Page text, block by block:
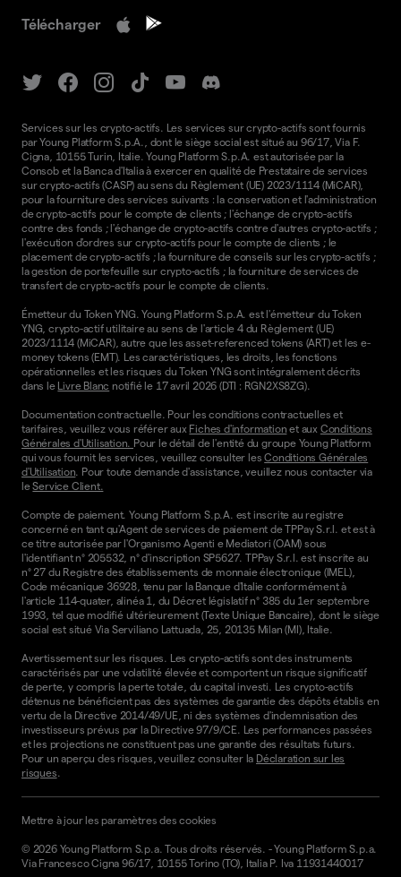
Télécharger
Services sur les crypto-actifs. Les services sur crypto-actifs sont fournis
par Young Platform S.p.A., dont le siège social est situé au 96/17, Via F.
Cigna, 10155 Turin, Italie. Young Platform S.p.A. est autorisée par la
Consob et la Banca d'Italia à exercer en qualité de Prestataire de services
sur crypto-actifs (CASP) au sens du Règlement (UE) 2023/1114 (MiCAR),
pour la fourniture des services suivants : la conservation et l'administration
de crypto-actifs pour le compte de clients ; l'échange de crypto-actifs
contre des fonds ; l'échange de crypto-actifs contre d'autres crypto-actifs ;
l'exécution d'ordres sur crypto-actifs pour le compte de clients ; le
placement de crypto-actifs ; la fourniture de conseils sur les crypto-actifs ;
la gestion de portefeuille sur crypto-actifs ; la fourniture de services de
transfert de crypto-actifs pour le compte de clients.
Émetteur du Token YNG. Young Platform S.p.A. est l'émetteur du Token
YNG, crypto-actif utilitaire au sens de l'article 4 du Règlement (UE)
2023/1114 (MiCAR), autre que les asset-referenced tokens (ART) et les e-
money tokens (EMT). Les caractéristiques, les droits, les fonctions
opérationnelles et les risques du Token YNG sont intégralement décrits
dans le Livre Blanc notifié le 17 avril 2026 (DTI : RGN2XS8ZG).
Documentation contractuelle. Pour les conditions contractuelles et
tarifaires, veuillez vous référer aux Fiches d'information et aux Conditions
Générales d'Utilisation. Pour le détail de l'entité du groupe Young Platform
qui vous fournit les services, veuillez consulter lesConditions Générales
d'Utilisation. Pour toute demande d'assistance, veuillez nous contacter via
leService Client.
Compte de paiement. Young Platform S.p.A. est inscrite au registre
concerné en tant qu'Agent de services de paiement de TPPay S.r.l. et est à
ce titre autorisée par l'Organismo Agenti e Mediatori (OAM) sous
l'identifiant n° 205532, n° d'inscription SP5627. TPPay S.r.l. est inscrite au
n° 27 du Registre des établissements de monnaie électronique (IMEL),
Code mécanique 36928, tenu par la Banque d'Italie conformément à
l'article 114-quater, alinéa 1, du Décret législatif n° 385 du 1er septembre
1993, tel que modifié ultérieurement (Texte Unique Bancaire), dont le siège
social est situé Via Serviliano Lattuada, 25, 20135 Milan (MI), Italie.
Avertissement sur les risques. Les crypto-actifs sont des instruments
caractérisés par une volatilité élevée et comportent un risque significatif
de perte, y compris la perte totale, du capital investi. Les crypto-actifs
détenus ne bénéficient pas des systèmes de garantie des dépôts établis en
vertu de la Directive 2014/49/UE, ni des systèmes d'indemnisation des
investisseurs prévus par la Directive 97/9/CE. Les performances passées
et les projections ne constituent pas une garantie des résultats futurs.
Pour un aperçu des risques, veuillez consulter la Déclaration sur les
risques.
© 2026 Young Platform S.p.a. Tous droits réservés. -Young Platform S.p.a.
Via Francesco Cigna 96/17, 10155 Torino (TO), Italia P. Iva 11931440017
Mettre à jour les paramètres des cookies